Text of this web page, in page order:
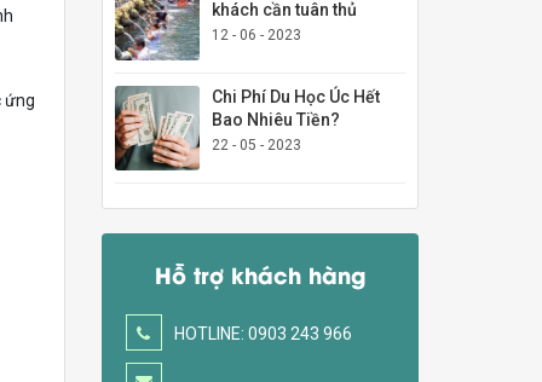
ứng
khách cần tuân thủ
12 - 06 - 2023
Chi Phí Du Học Úc Hết
Bao Nhiêu Tiền?
22 - 05 - 2023
Hỗ trợ khách hàng
HOTLINE: 0903 243 966